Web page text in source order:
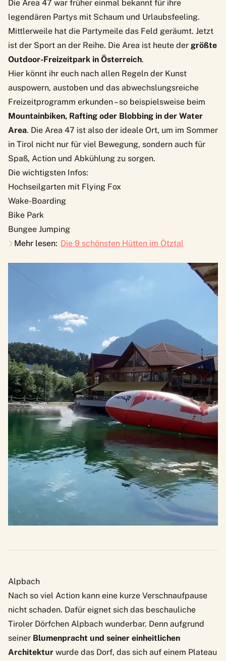
Die Area 47 war früher einmal bekannt für ihre
legendären Partys mit Schaum und Urlaubsfeeling.
Mittlerweile hat die Partymeile das Feld geräumt. Jetzt
ist der Sport an der Reihe. Die Area ist heute der größte
Outdoor-Freizeitpark in Österreich.
Hier könnt ihr euch nach allen Regeln der Kunst
auspowern, austoben und das abwechslungsreiche
Freizeitprogramm erkunden – so beispielsweise beim
Mountainbiken, Rafting oder Blobbing in der Water
Area. Die Area 47 ist also der ideale Ort, um im Sommer
in Tirol nicht nur für viel Bewegung, sondern auch für
Spaß, Action und Abkühlung zu sorgen.
Die wichtigsten Infos:
Hochseilgarten mit Flying Fox
Wake-Boarding
Bike Park
Bungee Jumping
Mehr lesen: Die 9 schönsten Hütten im Ötztal
Alpbach
Nach so viel Action kann eine kurze Verschnaufpause
nicht schaden. Dafür eignet sich das beschauliche
Tiroler Dörfchen Alpbach wunderbar. Denn aufgrund
seiner Blumenpracht und seiner einheitlichen
Architektur wurde das Dorf, das sich auf einem Plateau